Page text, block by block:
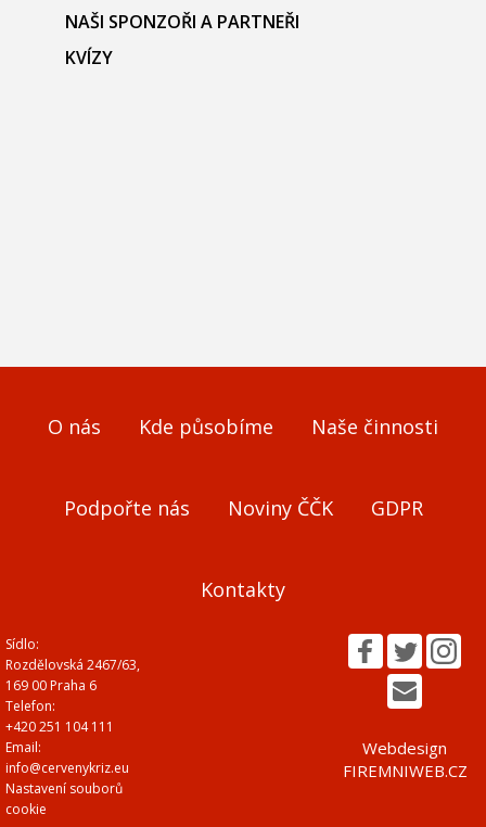
NAŠI SPONZOŘI A PARTNEŘI
KVÍZY
O nás Kde působíme Naše činnosti
Podpořte nás Noviny ČČK GDPR
Kontakty
Sídlo:
Rozdělovská 2467/63,
169 00 Praha 6
Telefon:
+420 251 104 111
Email:
info@cervenykriz.eu
Nastavení souborů
cookie
Webdesign
FIREMNIWEB.CZ